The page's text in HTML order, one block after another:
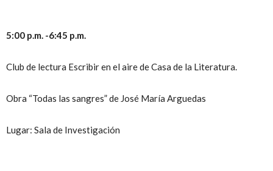
5:00 p.m. -6:45 p.m.
Club de lectura Escribir en el aire de Casa de la Literatura.
Obra “Todas las sangres” de José María Arguedas
Lugar: Sala de Investigación